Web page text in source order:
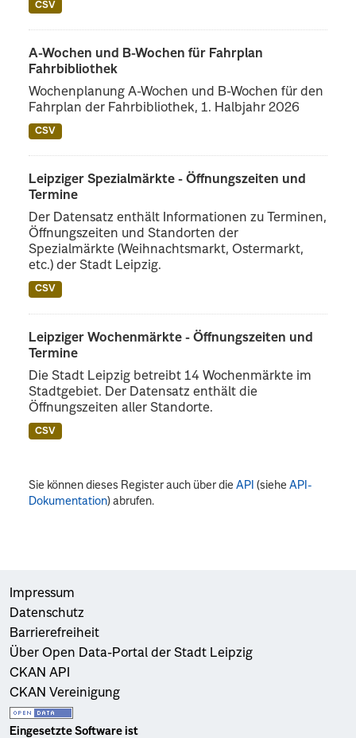
CSV
A-Wochen und B-Wochen für Fahrplan
Fahrbibliothek
Wochenplanung A-Wochen und B-Wochen für den
Fahrplan der Fahrbibliothek, 1. Halbjahr 2026
CSV
Leipziger Spezialmärkte - Öffnungszeiten und
Termine
Der Datensatz enthält Informationen zu Terminen,
Öffnungszeiten und Standorten der
Spezialmärkte (Weihnachtsmarkt, Ostermarkt,
etc.) der Stadt Leipzig.
CSV
Leipziger Wochenmärkte - Öffnungszeiten und
Termine
Die Stadt Leipzig betreibt 14 Wochenmärkte im
Stadtgebiet. Der Datensatz enthält die
Öffnungszeiten aller Standorte.
CSV
Sie können dieses Register auch über dieAPI (sieheAPI-
Dokumentation) abrufen.
Impressum
Datenschutz
Barrierefreiheit
Über Open Data-Portal der Stadt Leipzig
CKAN API
CKAN Vereinigung
Eingesetzte Software ist